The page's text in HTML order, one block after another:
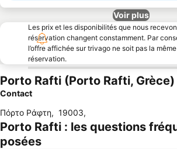
Voir plus
Les prix et les disponibilités que nous
réservation changent constamment. Par
l’offre affichée sur trivago ne soit pas la
réservation.
Porto Rafti (Porto Rafti, Grèce)
Contact
Πόρτο Ράφτη, 19003,
Porto Rafti : les questions
posées